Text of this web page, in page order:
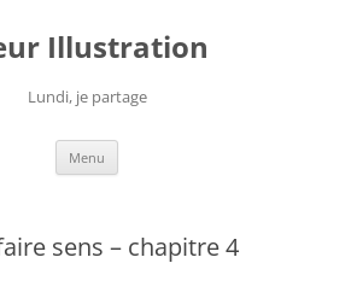
Illustration
Lundi, je partage
Menu
sens – chapitre 4